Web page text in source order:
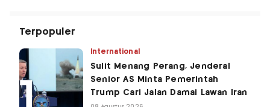
Terpopuler
International
Sulit Menang Perang, Jenderal
Senior AS Minta Pemerintah
Trump Cari Jalan Damai Lawan Iran